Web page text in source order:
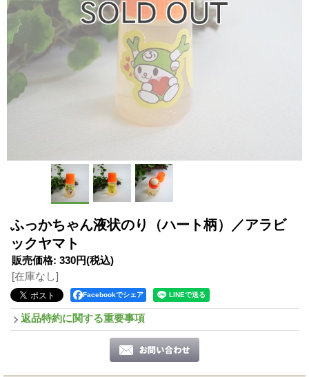
ふっかちゃん液状のり（ハート柄）／アラビ
ックヤマト
販売価格: 330円(税込)
[在庫なし]
Facebookでシェア
返品特約に関する重要事項